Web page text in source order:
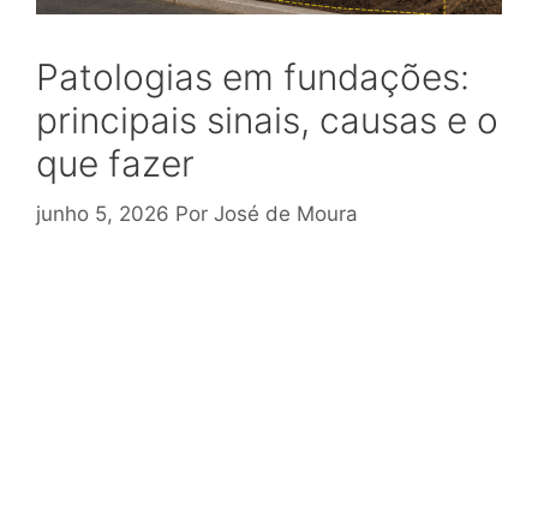
Patologias em fundações:
principais sinais, causas e o
que fazer
junho 5, 2026 Por José de Moura